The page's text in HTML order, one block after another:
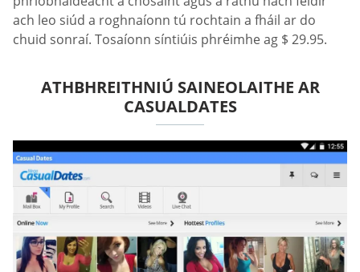
ach leo siúd a roghnaíonn tú rochtain a fháil ar do
chuid sonraí. Tosaíonn síntiúis phréimhe ag $ 29.95.
ATHBHREITHNIÚ SAINEOLAITHE AR
СASUALDATES